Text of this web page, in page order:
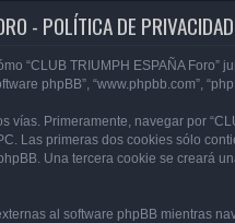
- POLÍTICA DE PRIVACIDAD
“CLUB TRIUMPH ESPAÑA Foro”
phpBB”, “www.phpbb.com”,
vías. Primeramente, navegar por
Las primeras dos cookies sólo
Una tercera cookie se creará
al software phpBB mientras